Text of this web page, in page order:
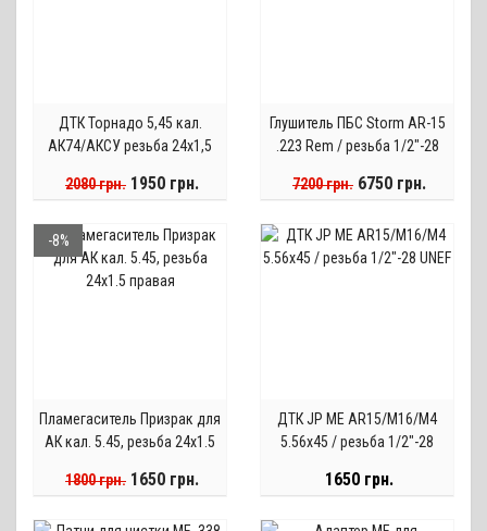
ДТК Торнадо 5,45 кал.
АК74/АКСУ резьба 24х1,5
2080 грн. 1950 грн.
Глушитель ПБС Storm AR-15
.223 Rem / резьба 1/2"-28
7200 грн. 6750 грн.
-8%
Пламегаситель Призрак для
АК кал. 5.45, резьба 24х1.5
1800 грн. 1650 грн.
ДТК JP ME AR15/M16/M4
5.56х45 / резьба 1/2"-28
1650 грн.